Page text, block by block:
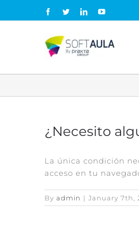
Facebook
TwitterLinkedIn
¿Necesito
La única condición
acceso en tu
By admin | January 7th,